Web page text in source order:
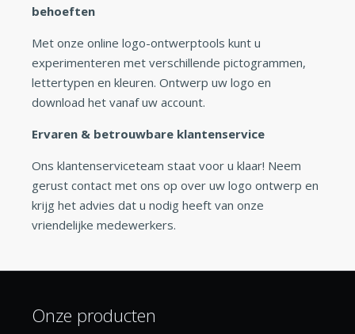
behoeften
Met onze online logo-ontwerptools kunt u
experimenteren met verschillende pictogrammen,
lettertypen en kleuren. Ontwerp uw logo en
download het vanaf uw account.
Ervaren & betrouwbare klantenservice
Ons klantenserviceteam staat voor u klaar! Neem
gerust contact met ons op over uw logo ontwerp en
krijg het advies dat u nodig heeft van onze
vriendelijke medewerkers.
Onze producten